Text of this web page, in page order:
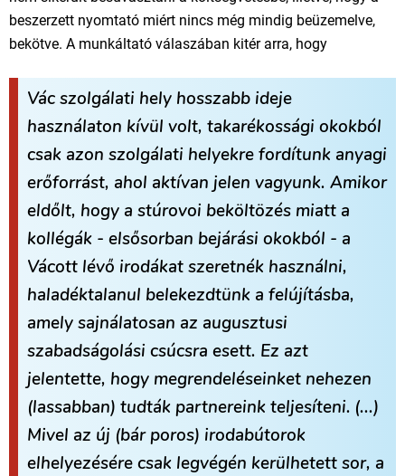
beszerzett nyomtató miért nincs még mindig beüzemelve,
bekötve. A munkáltató válaszában kitér arra, hogy
Vác szolgálati hely hosszabb ideje
használaton kívül volt, takarékossági okokból
csak azon szolgálati helyekre fordítunk anyagi
erőforrást, ahol aktívan jelen vagyunk. Amikor
eldőlt, hogy a stúrovoi beköltözés miatt a
kollégák - elsősorban bejárási okokból - a
Vácott lévő irodákat szeretnék használni,
haladéktalanul belekezdtünk a felújításba,
amely sajnálatosan az augusztusi
szabadságolási csúcsra esett. Ez azt
jelentette, hogy megrendeléseinket nehezen
(lassabban) tudták partnereink teljesíteni. (...)
Mivel az új (bár poros) irodabútorok
elhelyezésére csak legvégén kerülhetett sor, a